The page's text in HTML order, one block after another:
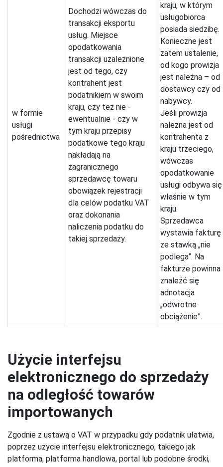
w formie
usługi
pośrednictwa
Dochodzi wówczas do
transakcji eksportu
usług. Miejsce
opodatkowania
transakcji uzależnione
jest od tego, czy
kontrahent jest
podatnikiem w swoim
kraju, czy też nie -
ewentualnie - czy w
tym kraju przepisy
podatkowe tego kraju
nakładają na
zagranicznego
sprzedawcę towaru
obowiązek rejestracji
dla celów podatku VAT
oraz dokonania
naliczenia podatku do
takiej sprzedaży.
kraju, w którym
usługobiorca
posiada siedzibę.
Konieczne jest
zatem ustalenie,
od kogo prowizja
jest należna – od
dostawcy czy od
nabywcy.
Jeśli prowizja
należna jest od
kontrahenta z
kraju trzeciego,
wówczas
opodatkowanie
usługi odbywa się
właśnie w tym
kraju.
Sprzedawca
wystawia fakturę
ze stawką „nie
podlega”. Na
fakturze powinna
znaleźć się
adnotacja
„odwrotne
obciążenie”.
Użycie interfejsu
elektronicznego do sprzedaży
na odległość towarów
importowanych
Zgodnie z ustawą o VAT w przypadku gdy podatnik ułatwia,
poprzez użycie interfejsu elektronicznego, takiego jak
platforma, platforma handlowa, portal lub podobne środki,